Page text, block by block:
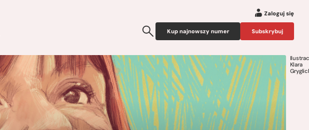
Zaloguj się
Kup najnowszy numer Subskrybuj
Klara